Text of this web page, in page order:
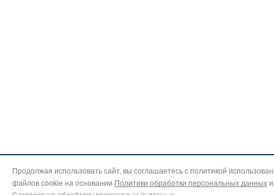
Продолжая использовать сайт, вы соглашаетесь с политикой
файлов cookie на основании Политики обработки персональных данных и